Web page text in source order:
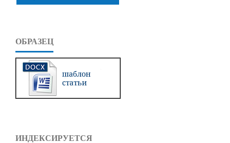
ОБРАЗЕЦ
ИНДЕКСИРУЕТСЯ